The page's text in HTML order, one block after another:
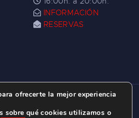
INFORMACIÓN
RESERVAS
LAS DUNAS ©
GALAN 1, SALINAS
ofrecerte la mejor experiencia
sobre qué cookies utilizamos o